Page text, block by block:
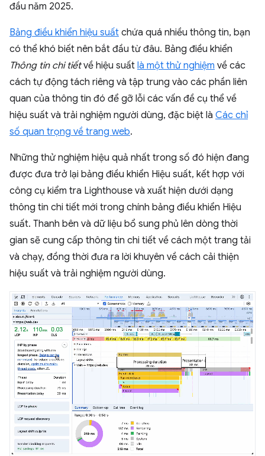
đầu năm 2025.
Bảng điều khiển hiệu suất chứa quá nhiều thông tin, bạn
có thể khó biết nên bắt đầu từ đâu. Bảng điều khiển
Thông tin chi tiếtvề hiệu suất là một thử nghiệm về các
cách tự động tách riêng và tập trung vào các phần liên
quan của thông tin đó để gỡ lỗi các vấn đề cụ thể về
hiệu suất và trải nghiệm người dùng, đặc biệt là Các chỉ
số quan trọng về trang web.
Những thử nghiệm hiệu quả nhất trong số đó hiện đang
được đưa trở lại bảng điều khiển Hiệu suất, kết hợp với
công cụ kiểm tra Lighthouse và xuất hiện dưới dạng
thông tin chi tiết mới trong chính bảng điều khiển Hiệu
suất. Thanh bên và dữ liệu bổ sung phủ lên dòng thời
gian sẽ cung cấp thông tin chi tiết về cách một trang tải
và chạy, đồng thời đưa ra lời khuyên về cách cải thiện
hiệu suất và trải nghiệm người dùng.